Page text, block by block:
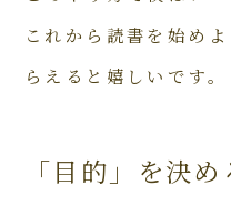
これから読書を始め
らえると嬉しいです。
「目的」を決